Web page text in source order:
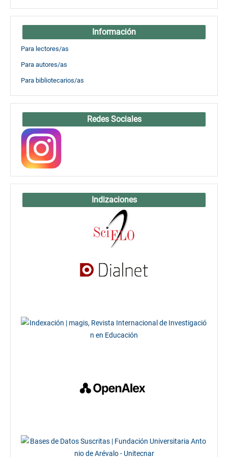
Información
Para lectores/as
Para autores/as
Para bibliotecarios/as
Redes Sociales
Indizaciones